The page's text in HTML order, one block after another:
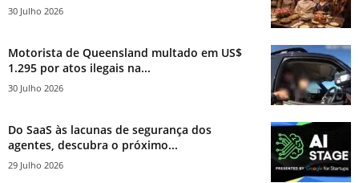
30 Julho 2026
Motorista de Queensland multado em US$
1.295 por atos ilegais na...
30 Julho 2026
Do SaaS às lacunas de segurança dos
agentes, descubra o próximo...
29 Julho 2026